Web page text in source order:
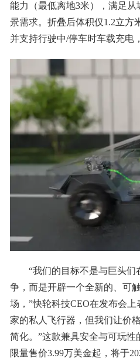
能力（最低离地3米），满足
景需求。折叠后体积仅1.2立方
并支持行驶中/停车时车载充电
“我们的目标不是与巨头
争，而是开辟一个全新的、可
场，”快轮科技CEO在发布会
家的私人飞行器，但我们让价
简化。”这款兼具安全与可玩性
限量售价3.99万美金起，将于